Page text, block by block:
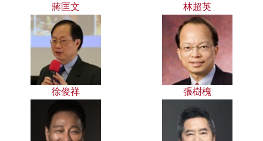
蔣匡文 林超英
徐俊祥 張樹槐